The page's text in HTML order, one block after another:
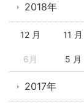
2018年
12 月 11 月
6月 5 月
2017年